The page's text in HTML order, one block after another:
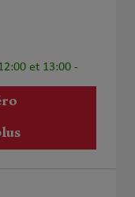
et 13:00 -